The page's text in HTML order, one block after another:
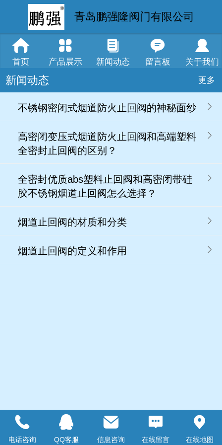
青岛鹏强隆阀门有限公司
首页 产品展示 新闻动态 留言板 关于我们
新闻动态 更多
不锈钢密闭式烟道防火止回阀的神秘面纱
高密闭变压式烟道防火止回阀和高端塑料
全密封止回阀的区别？
全密封优质abs塑料止回阀和高密闭带硅
胶不锈钢烟道止回阀怎么选择？
烟道止回阀的材质和分类
烟道止回阀的定义和作用
电话咨询 QQ客服 信息咨询 在线留言 在线地图